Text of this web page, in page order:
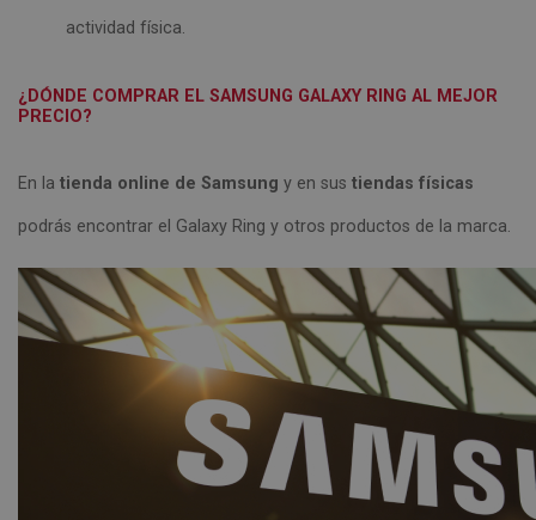
actividad física.
¿DÓNDE COMPRAR EL SAMSUNG GALAXY RING AL MEJOR
PRECIO?
En la tienda online de Samsung y en sus tiendas físicas
podrás encontrar el Galaxy Ring y otros productos de la marca.